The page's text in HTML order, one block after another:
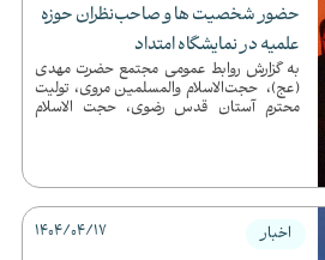
حضور شخصیت ها و صاحب‌نظران حوزه
علمیه در نمایشگاه امتداد
به گزارش روابط عمومی مجتمع حضرت مهدی
(عج)، حجت‌الاسلام والمسلمین مروی، تولیت
محترم آستان قدس رضوی، حجت الاسلام
1404/04/17 اخبار